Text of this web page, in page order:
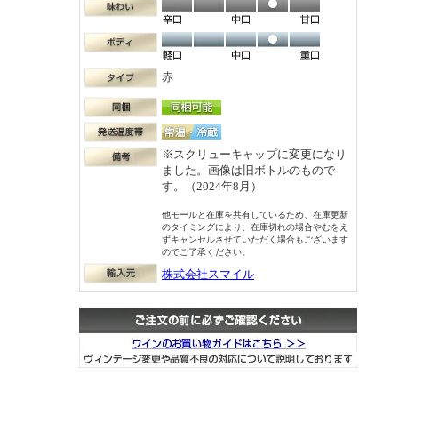
赤
※スクリューキャップに変更になり
ました。画像は旧ボトルのもので
す。（2024年8月）
他モールと在庫を共有しているため、在庫更新
のタイミングにより、在庫切れの場合やむをえ
ずキャンセルさせていただく場合もございます
のでご了承ください。
株式会社スマイル